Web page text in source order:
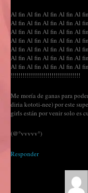
Al fin Al fin Al fin Al fin Al
Al fin Al fin Al fin Al fin Al
Al fin Al fin Al fin Al fin Al
Al fin Al fin Al fin Al fin Al
Al fin Al fin Al fin Al fin Al
Al fin Al fin Al fin Al fin Al
Al fin Al fin Al fin Al fin Al
!!!!!!!!!!!!!!!!!!!!!!!!!!!!!!!!!!!!
Me moría de ganas para
diria kototi-nee) por este
girls están por venir solo es
(@°vvvvv°)
Responder